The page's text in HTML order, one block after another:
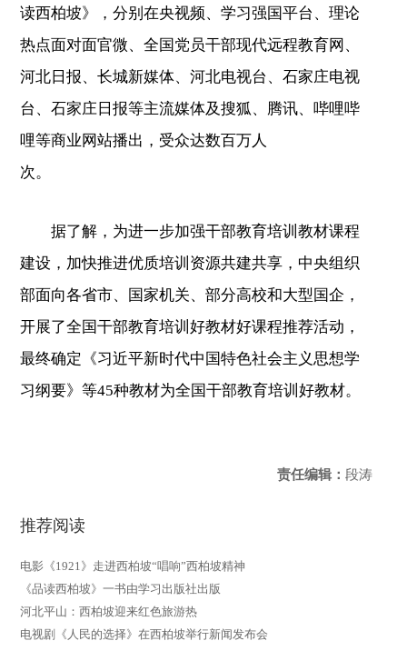
读西柏坡》，分别在央视频、学习强国平台、理论
热点面对面官微、全国党员干部现代远程教育网、
河北日报、长城新媒体、河北电视台、石家庄电视
台、石家庄日报等主流媒体及搜狐、腾讯、哔哩哔
哩等商业网站播出，受众达数百万人
次。
据了解，为进一步加强干部教育培训教材课程
建设，加快推进优质培训资源共建共享，中央组织
部面向各省市、国家机关、部分高校和大型国企，
开展了全国干部教育培训好教材好课程推荐活动，
最终确定《习近平新时代中国特色社会主义思想学
习纲要》等45种教材为全国干部教育培训好教材。
责任编辑： 段涛
推荐阅读
电影《1921》走进西柏坡“唱响”西柏坡精神
《品读西柏坡》一书由学习出版社出版
河北平山：西柏坡迎来红色旅游热
电视剧《人民的选择》在西柏坡举行新闻发布会